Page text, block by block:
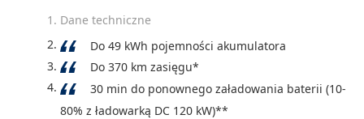
Dane techniczne
Do 49 kWh pojemności akumulatora
Do 370 km zasięgu*
30 min do ponownego załadowania baterii (10-
80% z ładowarką DC 120 kW)**